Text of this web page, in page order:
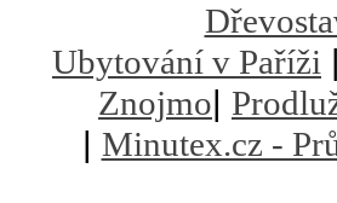
Ubytování v Paříži |
Znojmo|
| Minutex.cz -